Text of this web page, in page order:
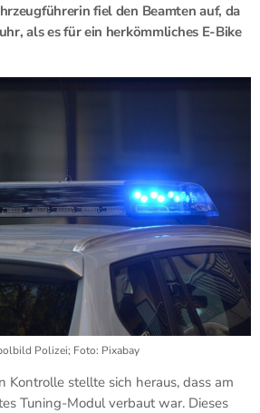
fiel den Beamten auf, da
als es für ein herkömmliches E-Bike
Polizei; Foto: Pixabay
Kontrolle stellte sich heraus, dass am
Tuning-Modul verbaut war. Dieses